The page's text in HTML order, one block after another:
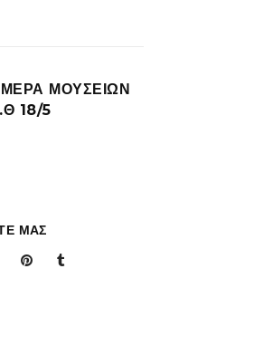
ΜΟΥΣΕΙΩΝ
18/5
ΜΑΣ